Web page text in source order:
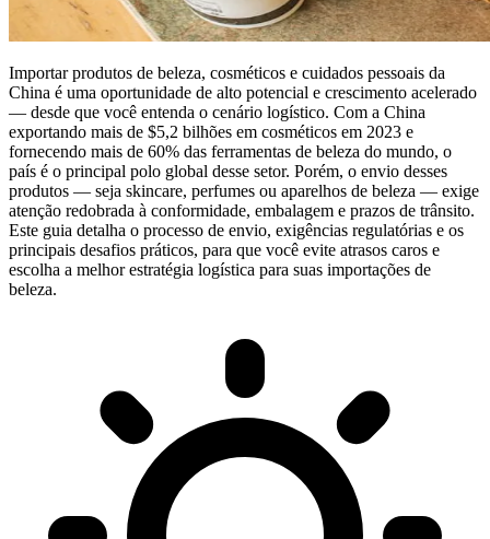
Importarprodutos de beleza, cosméticos e cuidados pessoais da
China é uma oportunidade de alto potencial e crescimento acelerado
— desde que você entenda o cenário logístico. Com a China
exportando mais de $5,2 bilhões em cosméticos em 2023 e
fornecendo mais de 60% das ferramentas de beleza do mundo, o
país é o principal polo global desse setor. Porém, o envio desses
produtos — seja skincare, perfumes ou aparelhos de beleza — exige
atenção redobrada à conformidade, embalagem e prazos de trânsito.
Este guia detalha o processo de envio, exigências regulatórias e os
principais desafios práticos, para que você evite atrasos caros e
escolha a melhor estratégia logística para suas importações de
beleza.